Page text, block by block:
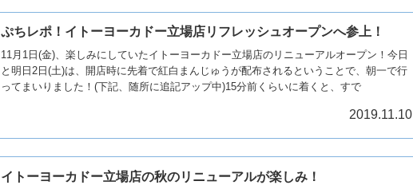
ぷちレポ！イトーヨーカドー立場店リフレッシュオープンへ参上！
11月1日(金)、楽しみにしていたイトーヨーカドー立場店のリニューアルオープン！今日
と明日2日(土)は、開店時に先着で紅白まんじゅうが配布されるということで、朝一で行
ってまいりました！(下記、随所に追記アップ中)15分前くらいに着くと、すで
2019.11.10
イトーヨーカドー立場店の秋のリニューアルが楽しみ！